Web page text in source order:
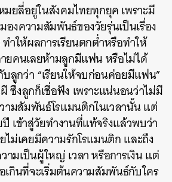
ยลี่อยู่ในสังคมไทยทุกยุค เพราะมี
งความสัมพันธ์ของวัยรุ่นเป็นเรื่อง
ทำให้ผลการเรียนตกต่ำหรือทำให้
ยคนเลยห้ามลูกมีแฟน หรือไม่ได้
กว่า “เรียนให้จบก่อนค่อยมีแฟน”
ซึ่งลูกก็เชื่อฟัง เพราะแน่นอนว่าไม่มี
ามสัมพันธ์โรแมนติกในเวลานั้น แต่
เข้าสู่วัยทำงานที่แท้จริงแล้วพบว่า
ไม่เคยมีความรักโรแมนติก และถึง
มเป็นผู้ใหญ่ เวลา หรือการเงิน แต่
เกินที่จะเริ่มต้นความสัมพันธ์กับใคร